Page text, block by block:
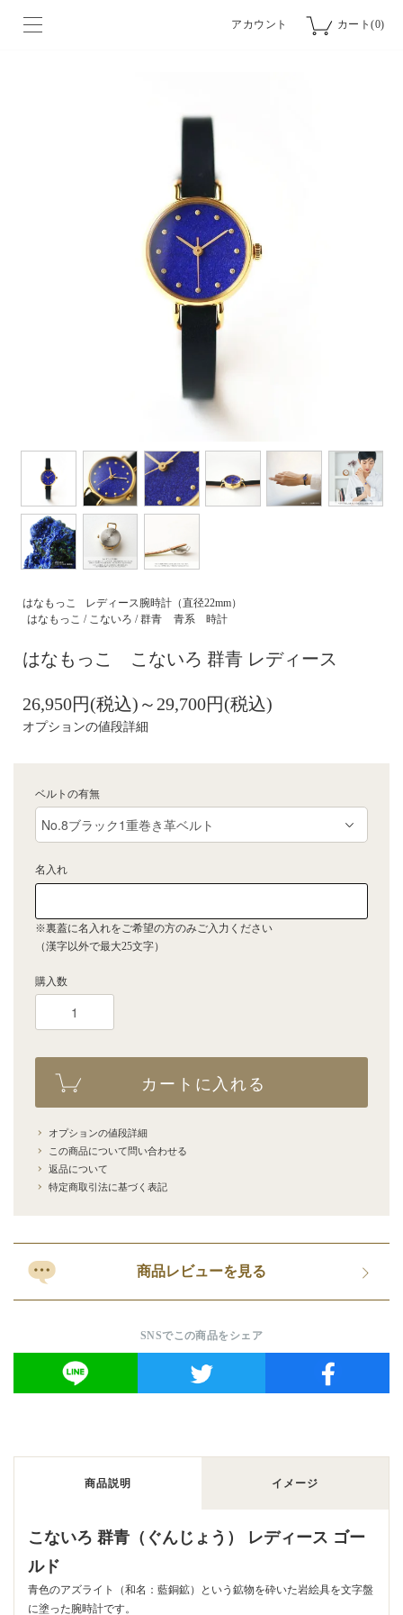
アカウント カート(0)
はなもっこ
レディース腕時計（直径22mm）
はなもっこ / こないろ / 群青
青系 時計
はなもっこ こないろ 群青 レディース
26,950円(税込)～29,700円(税込)
オプションの値段詳細
ベルトの有無
名入れ
※裏蓋に名入れをご希望の方のみご入力ください
（漢字以外で最大25文字）
購入数
カートに入れる
オプションの値段詳細
この商品について問い合わせる
返品について
特定商取引法に基づく表記
商品レビューを見る
SNSでこの商品をシェア
商品説明 イメージ
こないろ 群青（ぐんじょう） レディース ゴー
ルド
青色のアズライト（和名：藍銅鉱）という鉱物を砕いた岩絵具を文字盤
に塗った腕時計です。